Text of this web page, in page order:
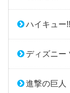
ハイキュー!!
ディズニー
進撃の巨人